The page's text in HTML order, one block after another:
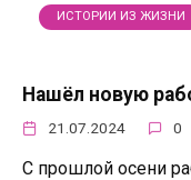
ИСТОРИИ ИЗ ЖИЗНИ
Нашёл новую
21.07.2024 0
С прошлой осени